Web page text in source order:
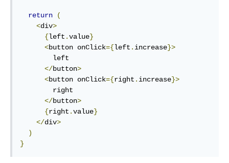
return
(
<div>
{left .value}
<button onClick={left . increase}>
</button>
<button onClick={right . increase}>
</button>
{right .value}
</div>
)
}